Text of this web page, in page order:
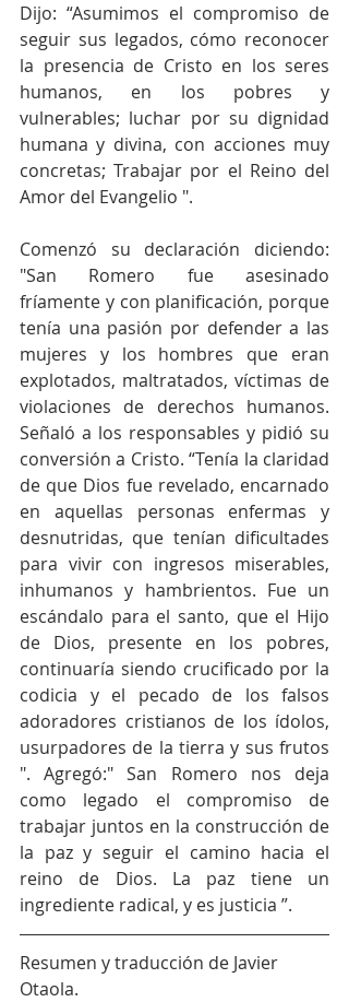
Dijo: “Asumimos el compromiso de
seguir sus legados, cómo reconocer
la presencia de Cristo en los seres
humanos, en los pobres y
vulnerables; luchar por su dignidad
humana y divina, con acciones muy
concretas; Trabajar por el Reino del
Amor del Evangelio ".
Comenzó su declaración diciendo:
"San Romero fue asesinado
fríamente y con planificación, porque
tenía una pasión por defender a las
mujeres y los hombres que eran
explotados, maltratados, víctimas de
violaciones de derechos humanos.
Señaló a los responsables y pidió su
conversión a Cristo. “Tenía la claridad
de que Dios fue revelado, encarnado
en aquellas personas enfermas y
desnutridas, que tenían dificultades
para vivir con ingresos miserables,
inhumanos y hambrientos. Fue un
escándalo para el santo, que el Hijo
de Dios, presente en los pobres,
continuaría siendo crucificado por la
codicia y el pecado de los falsos
adoradores cristianos de los ídolos,
usurpadores de la tierra y sus frutos
". Agregó:" San Romero nos deja
como legado el compromiso de
trabajar juntos en la construcción de
la paz y seguir el camino hacia el
reino de Dios. La paz tiene un
ingrediente radical, y es justicia ”.
Resumen y traducción de Javier
Otaola.